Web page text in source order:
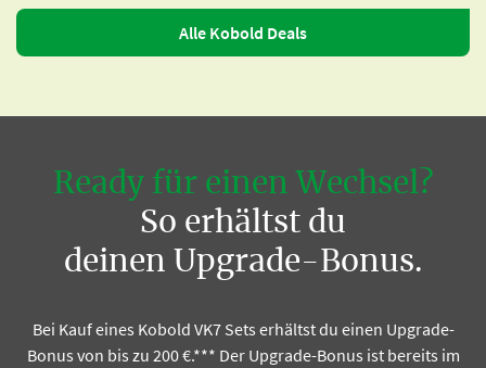
Alle Kobold Deals
Ready für einen Wechsel?
So erhältst du
deinen Upgrade-Bonus.
Bei Kauf eines Kobold VK7 Sets erhältst du einen Upgrade-
Bonus von bis zu 200 €.*** Der Upgrade-Bonus ist bereits im